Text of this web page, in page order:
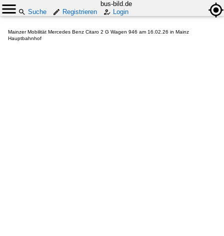
bus-bild.de
Suche
Registrieren Login
Mainzer Mobilität Mercedes Benz Citaro 2 G Wagen 946 am 16.02.26 in Mainz
Hauptbahnhof